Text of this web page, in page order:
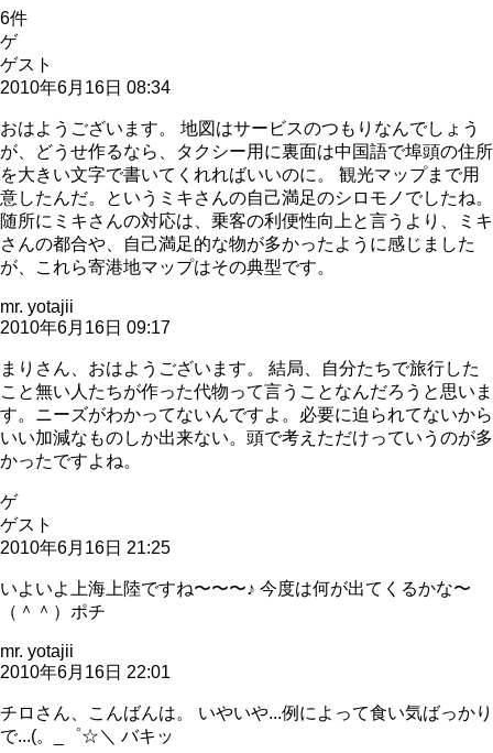
6件
ゲ
ゲスト
2010年6月16日 08:34
おはようございます。 地図はサービスのつもりなんでしょう
が、どうせ作るなら、タクシー用に裏面は中国語で埠頭の住所
を大きい文字で書いてくれればいいのに。 観光マップまで用
意したんだ。というミキさんの自己満足のシロモノでしたね。
随所にミキさんの対応は、乗客の利便性向上と言うより、ミキ
さんの都合や、自己満足的な物が多かったように感じました
が、これら寄港地マップはその典型です。
mr. yotajii
2010年6月16日 09:17
まりさん、おはようございます。 結局、自分たちで旅行した
こと無い人たちが作った代物って言うことなんだろうと思いま
す。ニーズがわかってないんですよ。必要に迫られてないから
いい加減なものしか出来ない。頭で考えただけっていうのが多
かったですよね。
ゲ
ゲスト
2010年6月16日 21:25
いよいよ上海上陸ですね〜〜〜♪ 今度は何が出てくるかな〜
（＾＾）ポチ
mr. yotajii
2010年6月16日 22:01
チロさん、こんばんは。 いやいや...例によって食い気ばっかり
で...(。_゜☆＼ バキッ